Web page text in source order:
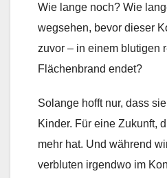
Wie lange noch? Wie
wegsehen, bevor dieser
zuvor – in einem blutigen
Flächenbrand endet?
Solange hofft nur, dass
Kinder. Für eine Zukunft,
mehr hat. Und während
verbluten irgendwo im